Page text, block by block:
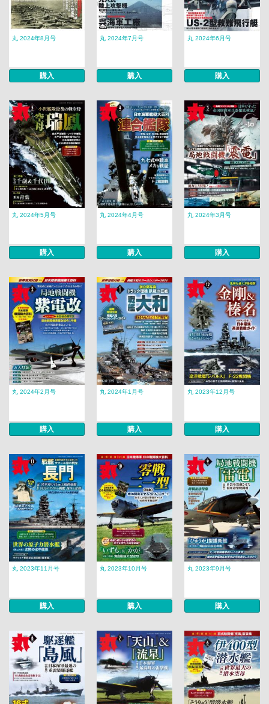
丸 2024年8月号
購入
丸 2024年7月号
購入
丸 2024年6月号
購入
丸 2024年5月号
購入
丸 2024年4月号
購入
丸 2024年3月号
購入
丸 2024年2月号
購入
丸 2024年1月号
購入
丸 2023年12月号
購入
丸 2023年11月号
購入
丸 2023年10月号
購入
丸 2023年9月号
購入